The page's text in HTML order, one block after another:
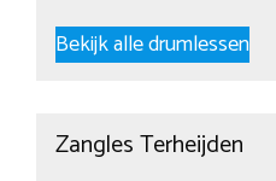
Bekijk alle drumlessen
Zangles Terheijden